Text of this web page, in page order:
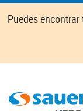
Skip
Puedes